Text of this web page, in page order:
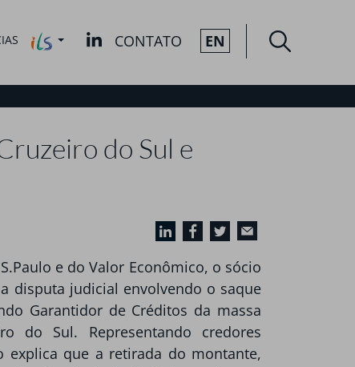
CONTATO EN
do Sul e
e do Valor Econômico, o sócio
disputa judicial envolvendo o saque
Garantidor de Créditos da massa
do Sul. Representando credores
explica que a retirada do montante,